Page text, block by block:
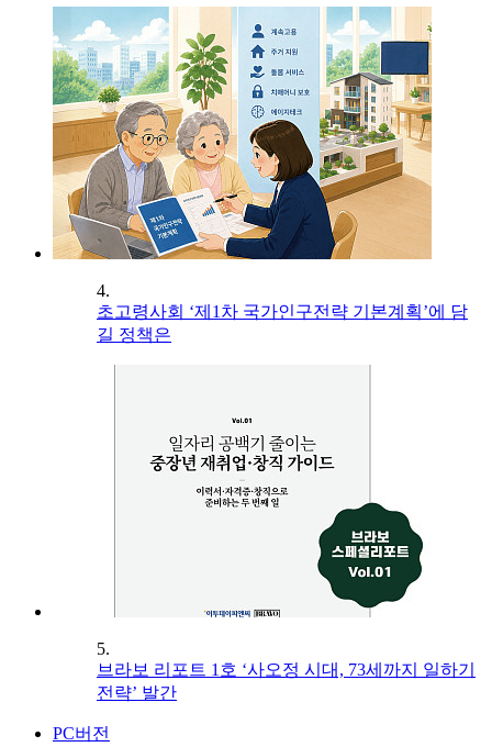
4.
초고령사회 ‘제1차 국가인구전략 기본계획’에 담
길 정책은
5.
브라보 리포트 1호 ‘사오정 시대, 73세까지 일하기
전략’ 발간
PC버전